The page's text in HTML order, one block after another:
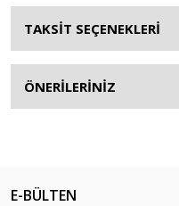
TAKSİT SEÇENEKLERİ
ÖNERİLERİNİZ
E-BÜLTEN